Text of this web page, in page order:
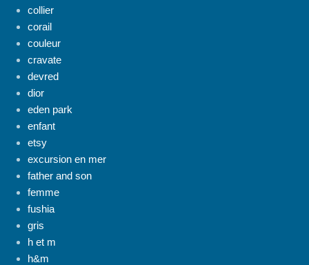
collier
corail
couleur
cravate
devred
dior
eden park
enfant
etsy
excursion en mer
father and son
femme
fushia
gris
h et m
h&m